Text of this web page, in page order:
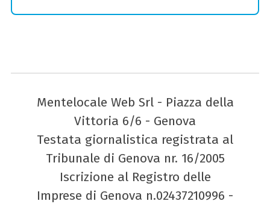
Mentelocale Web Srl - Piazza della
Vittoria 6/6 - Genova
Testata giornalistica registrata al
Tribunale di Genova nr. 16/2005
Iscrizione al Registro delle
Imprese di Genova n.02437210996 -